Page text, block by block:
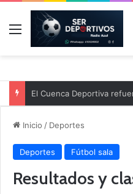
Menú
Inicio / Deportes
Deportes Fútbol sala
Resultados y